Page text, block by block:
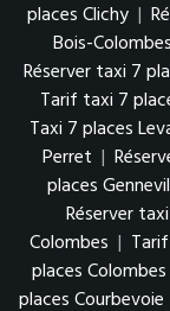
places Clichy |
Bois-Colombes
Réserver taxi 7
Tarif taxi 7
Taxi 7 places
Perret |
places
Réserver
Colombes |
places Colombes
places Courbevoie